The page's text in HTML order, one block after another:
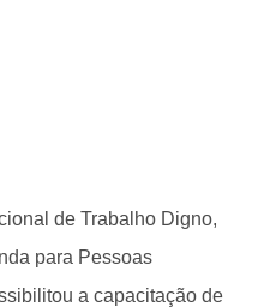
de Trabalho Digno,
para Pessoas
a capacitação de